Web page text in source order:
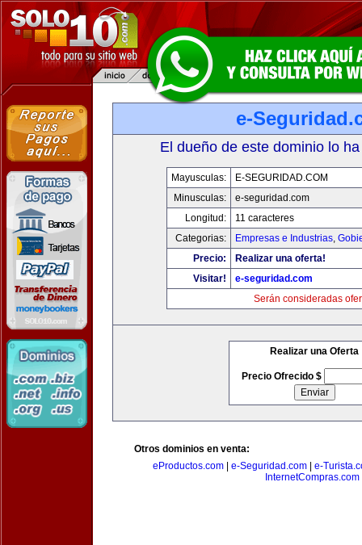
e-
El dueño de este dominio lo
Mayusculas:
E-SEGURIDAD.COM
Minusculas:
e-seguridad.com
Longitud:
11 caracteres
Categorias:
Empresas e Industrias,
Precio:
Realizar una oferta!
Visitar!
e-seguridad.com
Serán consideradas
Realizar una Oferta
Precio Ofrecido $
Otros dominios en venta:
eProductos.com
e-Seguridad.com
e-
InternetCompras.com